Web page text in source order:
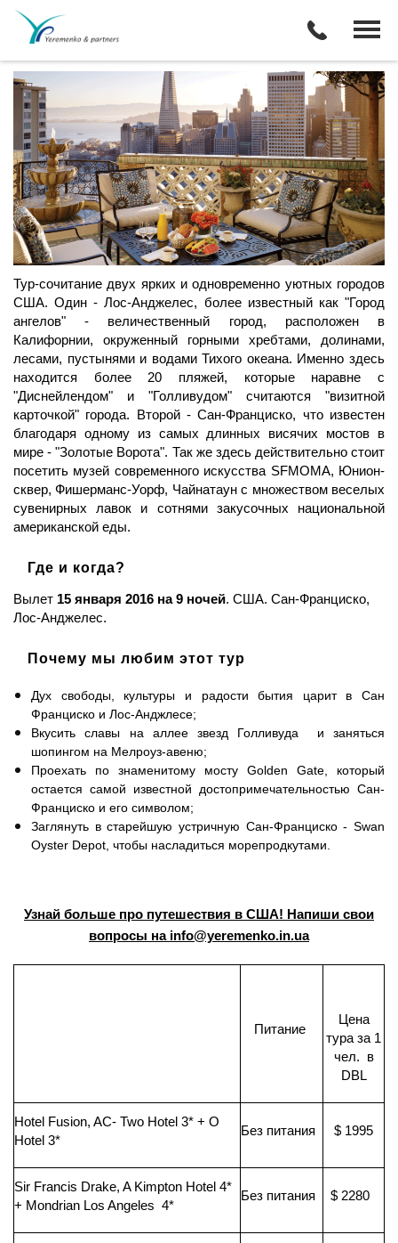
$1995 - Сан-Франциско и Лос-
Анджелес на 9 ночей в январе
Тур-сочитание двух ярких и одновременно уютных городов
США. Один - Лос-Анджелес, более известный как "Город
ангелов" - величественный город, расположен в
Калифорнии, окруженный горными хребтами, долинами,
лесами, пустынями и водами Тихого океана. Именно здесь
находится более 20 пляжей, которые наравне с
"Диснейлендом" и "Голливудом" считаются "визитной
карточкой" города. Второй - Сан-Франциско, что известен
благодаря одному из самых длинных висячих мостов в
мире - "Золотые Ворота". Так же здесь действительно стоит
посетить музей современного искусства SFMOMA, Юнион-
сквер, Фишерманс-Уорф, Чайнатаун с множеством веселых
сувенирных лавок и сотнями закусочных национальной
американской еды.
Где и когда?
Вылет 15 января 2016 на 9 ночей. США. Сан-Франциско,
Лос-Анджелес.
Почему мы любим этот тур
Дух свободы, культуры и радости бытия царит в Сан
Франциско и Лос-Анджлесе;
Вкусить славы на аллее звезд Голливуда и заняться
шопингом на Мелроуз-авеню;
Проехать по знаменитому мосту Golden Gate, который
остается самой известной достопримечательностью Сан-
Франциско и его символом;
Заглянуть в ста­рейшую устричную Сан-Франциско - Swan
Oyster Depot, чтобы насладиться морепродкутами.
Узнай больше про путешествия в США! Напиши свои
вопросы на info@yeremenko.in.ua
Питание
Цена
тура за 1
чел. в
DBL
Hotel Fusion, AC- Two Hotel 3* + O
Hotel 3*
Без питания $ 1995
Sir Francis Drake, A Kimpton Hotel 4*
+ Mondrian Los Angeles 4*
Без питания $ 2280